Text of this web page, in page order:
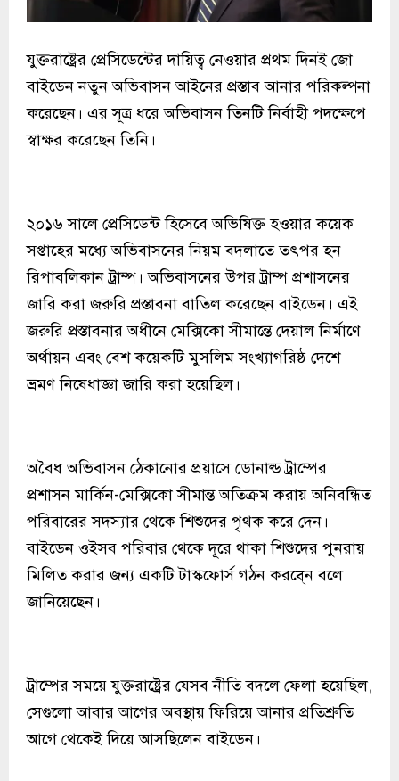
যুক্তরাষ্ট্রের প্রেসিডেন্টের দায়িত্ব নেওয়ার প্রথম দিনই জো
বাইডেন নতুন অভিবাসন আইনের প্রস্তাব আনার পরিকল্পনা
করেছেন। এর সূত্র ধরে অভিবাসন তিনটি নির্বাহী পদক্ষেপে
স্বাক্ষর করেছেন তিনি।
২০১৬ সালে প্রেসিডেন্ট হিসেবে অভিষিক্ত হওয়ার কয়েক
সপ্তাহের মধ্যে অভিবাসনের নিয়ম বদলাতে তৎপর হন
রিপাবলিকান ট্রাম্প। অভিবাসনের উপর ট্রাম্প প্রশাসনের
জারি করা জরুরি প্রস্তাবনা বাতিল করেছেন বাইডেন। এই
জরুরি প্রস্তাবনার অধীনে মেক্সিকো সীমান্তে দেয়াল নির্মাণে
অর্থায়ন এবং বেশ কয়েকটি মুসলিম সংখ্যাগরিষ্ঠ দেশে
ভ্রমণ নিষেধাজ্ঞা জারি করা হয়েছিল।
অবৈধ অভিবাসন ঠেকানোর প্রয়াসে ডোনাল্ড ট্রাম্পের
প্রশাসন মার্কিন-মেক্সিকো সীমান্ত অতিক্রম করায় অনিবন্ধিত
পরিবারের সদস্যার থেকে শিশুদের পৃথক করে দেন।
বাইডেন ওইসব পরিবার থেকে দূরে থাকা শিশুদের পুনরায়
মিলিত করার জন্য একটি টাস্কফোর্স গঠন করবে্ন বলে
জানিয়েছেন।
ট্রাম্পের সময়ে যুক্তরাষ্ট্রের যেসব নীতি বদলে ফেলা হয়েছিল,
সেগুলো আবার আগের অবস্থায় ফিরিয়ে আনার প্রতিশ্রুতি
আগে থেকেই দিয়ে আসছিলেন বাইডেন।